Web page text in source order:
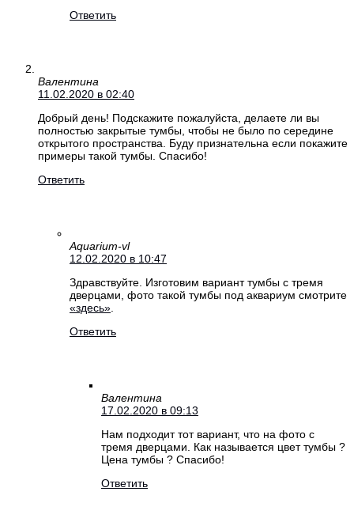
Ответить
Валентина
11.02.2020 в 02:40
Добрый день! Подскажите пожалуйста, делаете ли вы
полностью закрытые тумбы, чтобы не было по середине
открытого пространства. Буду признательна если покажите
примеры такой тумбы. Спасибо!
Ответить
Aquarium-vl
12.02.2020 в 10:47
Здравствуйте. Изготовим вариант тумбы с тремя
дверцами, фото такой тумбы под аквариум смотрите
«здесь».
Ответить
Валентина
17.02.2020 в 09:13
Нам подходит тот вариант, что на фото с
тремя дверцами. Как называется цвет тумбы ?
Цена тумбы ? Спасибо!
Ответить